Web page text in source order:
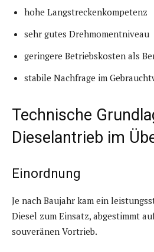
hohe Langstreckenkompetenz
sehr gutes Drehmomentniveau
geringere Betriebskosten als
stabile Nachfrage im
Technische
Dieselantrieb im
Einordnung
Je nach Baujahr kam ein
Diesel zum Einsatz, abgestimmt
souveränen Vortrieb.